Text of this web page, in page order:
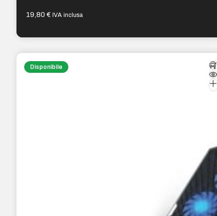
19,80€ IVA inclusa
Disponibile